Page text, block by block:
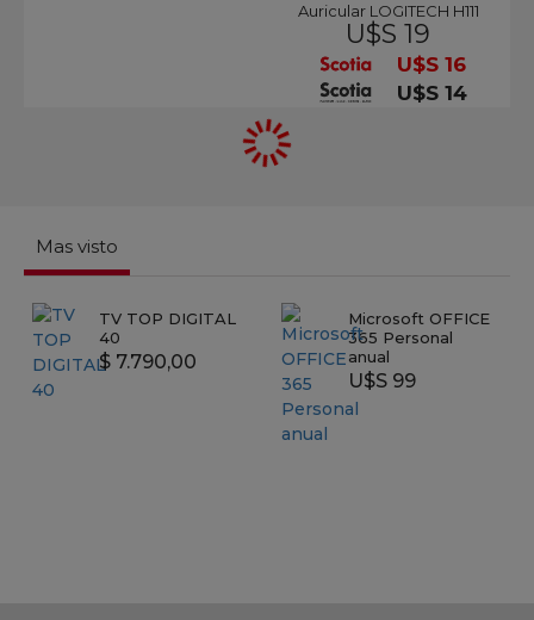
Auricular LOGITECH H111
U$S 19
U$S 16
U$S 14
Mas visto
TV TOP DIGITAL
40
$ 7.790,00
Microsoft OFFICE
365 Personal
anual
U$S 99